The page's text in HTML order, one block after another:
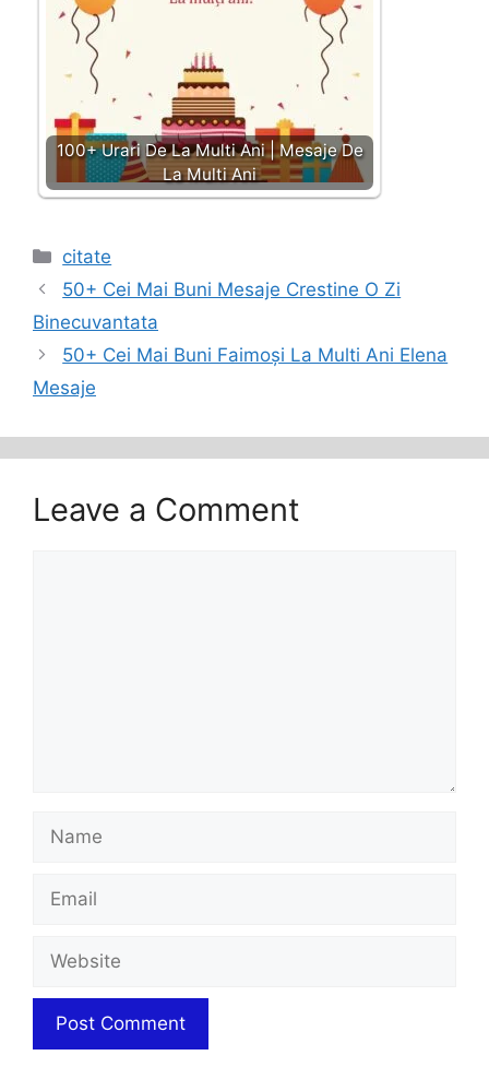
100+ Urari De La Multi Ani | Mesaje De
La Multi Ani
Categories
citate
50+ Cei Mai Buni Mesaje Crestine O Zi
Binecuvantata
50+ Cei Mai Buni Faimoși La Multi Ani Elena
Mesaje
Leave a Comment